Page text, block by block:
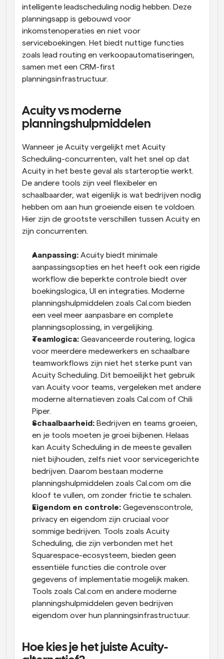
intelligente leadscheduling nodig hebben. Deze
planningsapp is gebouwd voor
inkomstenoperaties en niet voor
serviceboekingen. Het biedt nuttige functies
zoals lead routing en verkoopautomatiseringen,
samen met een CRM-first
planningsinfrastructuur.
Acuity vs moderne
planningshulpmiddelen
Wanneer je Acuity vergelijkt met Acuity
Scheduling-concurrenten, valt het snel op dat
Acuity in het beste geval als starteroptie werkt.
De andere tools zijn veel flexibeler en
schaalbaarder, wat eigenlijk is wat bedrijven nodig
hebben om aan hun groeiende eisen te voldoen.
Hier zijn de grootste verschillen tussen Acuity en
zijn concurrenten.
Aanpassing: Acuity biedt minimale
aanpassingsopties en het heeft ook een rigide
workflow die beperkte controle biedt over
boekingslogica, UI en integraties. Moderne
planningshulpmiddelen zoals Cal.com bieden
een veel meer aanpasbare en complete
planningsoplossing, in vergelijking.
Teamlogica: Geavanceerde routering, logica
voor meerdere medewerkers en schaalbare
teamworkflows zijn niet het sterke punt van
Acuity Scheduling. Dit bemoeilijkt het gebruik
van Acuity voor teams, vergeleken met andere
moderne alternatieven zoals Cal.com of Chili
Piper.
Schaalbaarheid: Bedrijven en teams groeien,
en je tools moeten je groei bijbenen. Helaas
kan Acuity Scheduling in de meeste gevallen
niet bijhouden, zelfs niet voor servicegerichte
bedrijven. Daarom bestaan moderne
planningshulpmiddelen zoals Cal.com om die
kloof te vullen, om zonder frictie te schalen.
Eigendom en controle: Gegevenscontrole,
privacy en eigendom zijn cruciaal voor
sommige bedrijven. Tools zoals Acuity
Scheduling, die zijn verbonden met het
Squarespace-ecosysteem, bieden geen
essentiële functies die controle over
gegevens of implementatie mogelijk maken.
Tools zoals Cal.com en andere moderne
planningshulpmiddelen geven bedrijven
eigendom over hun planningsinfrastructuur.
Hoe kies je het juiste Acuity-